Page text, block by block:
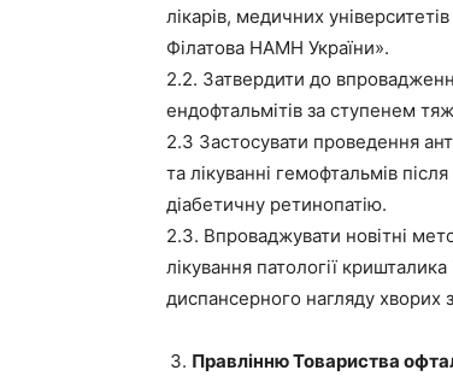
лікарів, медичних
Філатова НАМН України».
2.2. Затвердити до
ендофтальмітів за ступенем
2.3 Застосувати проведення
та лікуванні гемофтальмів
діабетичну ретинопатію.
2.3. Впроваджувати новітні
лікування патології
диспансерного нагляду хворих
Правлінню Товариства